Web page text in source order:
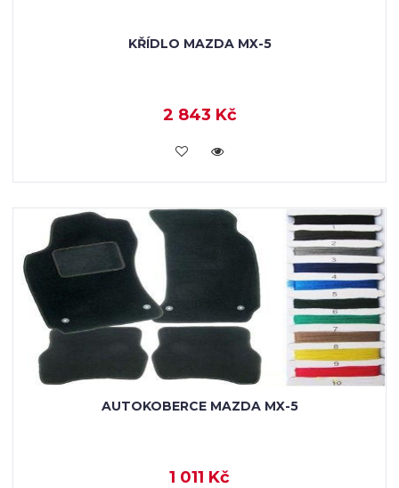
KŘÍDLO MAZDA MX-5
2 843 Kč
KOUPIT
AUTOKOBERCE MAZDA MX-5
1 011 Kč